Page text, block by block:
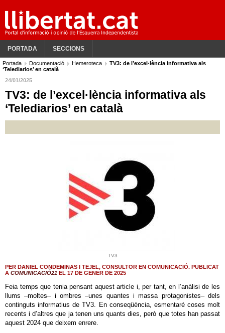
PORTADA SECCIONS
Portada Documentació Hemeroteca
TV3: de l’excel·lència informativa als
‘Telediarios’ en català
24/01/2025
TV3: de l’excel·lència informativa als
‘Telediarios’ en català
TV3
PER DANIEL CONDEMINAS I TEJEL, CONSULTOR EN COMUNICACIÓ. PUBLICAT
A COMUNICACIÓ21 EL 17 DE GENER DE 2025
Feia temps que tenia pensant aquest article i, per tant, en l’anàlisi de les
llums –moltes– i ombres –unes quantes i massa protagonistes– dels
continguts informatius de TV3. En conseqüència, esmentaré coses molt
recents i d’altres que ja tenen uns quants dies, però que totes han passat
aquest 2024 que deixem enrere.